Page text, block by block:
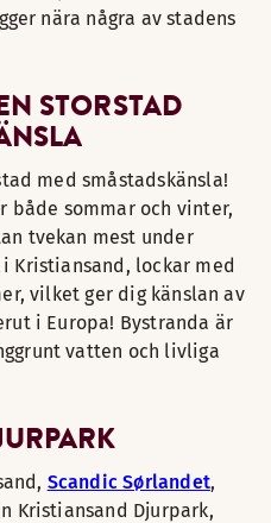
nära några av stadens
STORSTAD
med småstadskänsla!
både sommar och vinter,
tvekan mest under
Kristiansand, lockar med
vilket ger dig känslan av
i Europa! Bystranda är
vatten och livliga
Scandic Sørlandet,
Kristiansand Djurpark,